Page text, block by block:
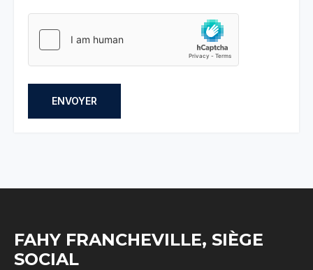
ENVOYER
FAHY FRANCHEVILLE, SIÈGE
SOCIAL